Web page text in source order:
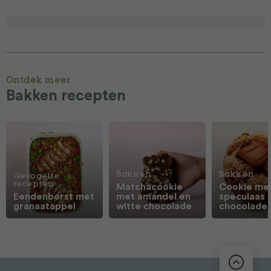
Ontdek meer
Bakken recepten
Gevogelte
recepten
Eendenborst met
granaatappel
Bakken
Matchacookie
met amandel en
witte chocolade
Bakken
Cookie
speculaas
chocolade